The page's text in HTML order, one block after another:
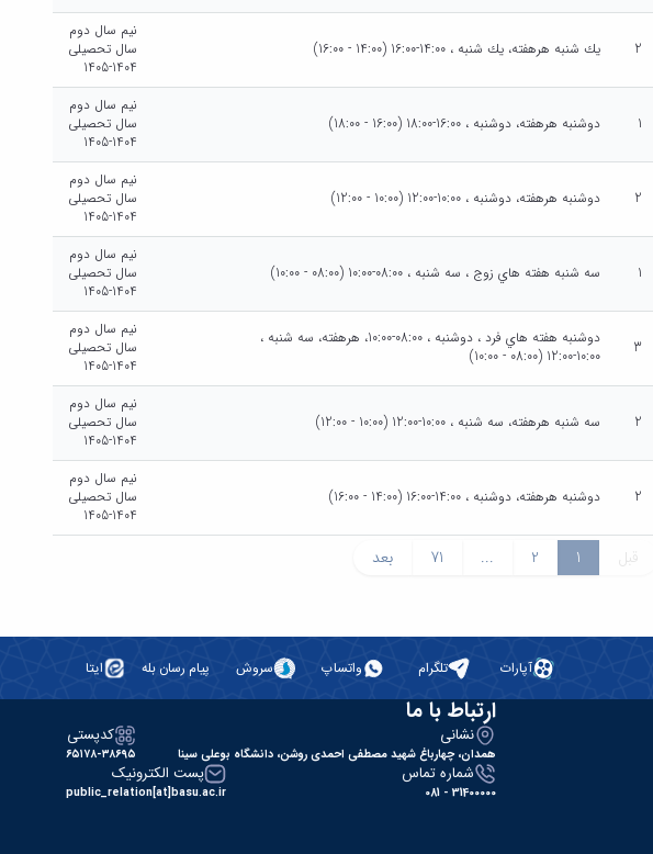
2 يك شنبه هرهفته، يك شنبه ، 14:00-16:00 (14:00 - 16:00)
نیم سال دوم
سال تحصیلی
1404-1405
1 دوشنبه هرهفته، دوشنبه ، 16:00-18:00 (16:00 - 18:00)
نیم سال دوم
سال تحصیلی
1404-1405
2 دوشنبه هرهفته، دوشنبه ، 10:00-12:00 (10:00 - 12:00)
نیم سال دوم
سال تحصیلی
1404-1405
1 سه شنبه هفته هاي زوج ، سه شنبه ، 08:00-10:00 (08:00 - 10:00)
نیم سال دوم
سال تحصیلی
1404-1405
3
دوشنبه هفته هاي فرد ، دوشنبه ، 08:00-10:00، هرهفته، سه شنبه ،
10:00-12:00 (08:00 - 10:00)
نیم سال دوم
سال تحصیلی
1404-1405
2 سه شنبه هرهفته، سه شنبه ، 10:00-12:00 (10:00 - 12:00)
نیم سال دوم
سال تحصیلی
1404-1405
2 دوشنبه هرهفته، دوشنبه ، 14:00-16:00 (14:00 - 16:00)
نیم سال دوم
سال تحصیلی
1404-1405
قبل 1
2
...
71 بعد
آپارات تلگرام واتساپ سروش پیام رسان بله ایتا
ارتباط با ما
نشانی
همدان، چهارباغ شهید مصطفی احمدی روشن، دانشگاه بوعلی سینا
کدپستی
۶۵۱۷۸-۳۸۶۹۵
شماره تماس
31400000 - 081
پست الکترونیک
public_relation[at]basu.ac.ir